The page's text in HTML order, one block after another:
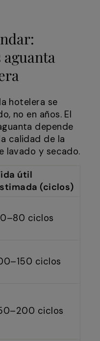
hotelera se
no en años. El
depende
calidad de la
lavado y secado.
útil
(ciclos)
ciclos
ciclos
ciclos